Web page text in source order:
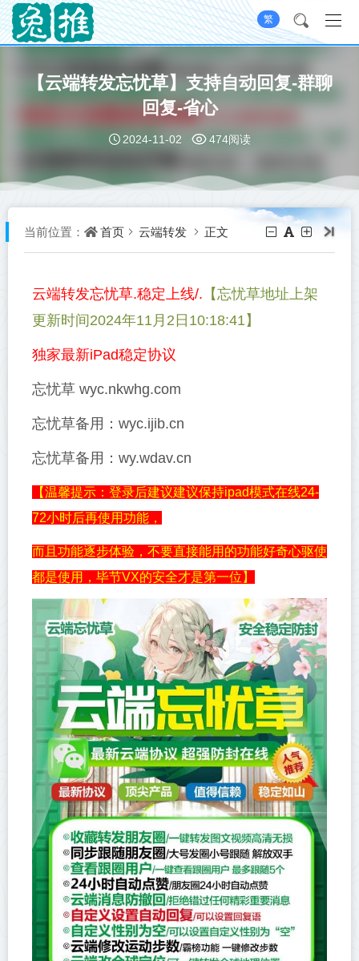
繁
【云端转发忘忧草】支持自动回复-群聊
回复-省心
2024-11-02 474阅读
当前位置： 首页 云端转发 正文
云端转发忘忧草.稳定上线/. 【忘忧草地址上架
更新时间2024年11月2日10:18:41】
独家最新iPad稳定协议
忘忧草 wyc.nkwhg.com
忘忧草备用：wyc.ijib.cn
忘忧草备用：wy.wdav.cn
【温馨提示：登录后建议建议保持ipad模式在线24-
72小时后再使用功能，
而且功能逐步体验，不要直接能用的功能好奇心驱使
都是使用，毕节VX的安全才是第一位】